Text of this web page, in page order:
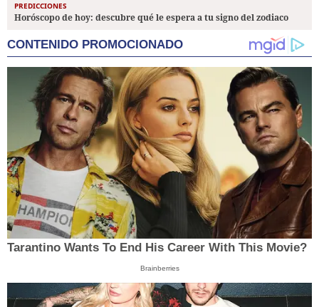
PREDICCIONES
Horóscopo de hoy: descubre qué le espera a tu signo del zodiaco
CONTENIDO PROMOCIONADO
Tarantino Wants To End His Career With This Movie?
Brainberries